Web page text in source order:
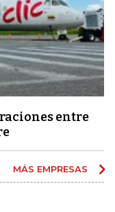
entre
MÁS EMPRESAS